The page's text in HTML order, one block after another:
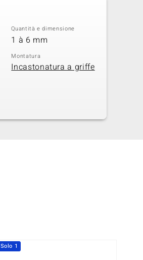
Quantità e dimensione
1 à 6 mm
Montatura
Incastonatura a griffe
Solo 1